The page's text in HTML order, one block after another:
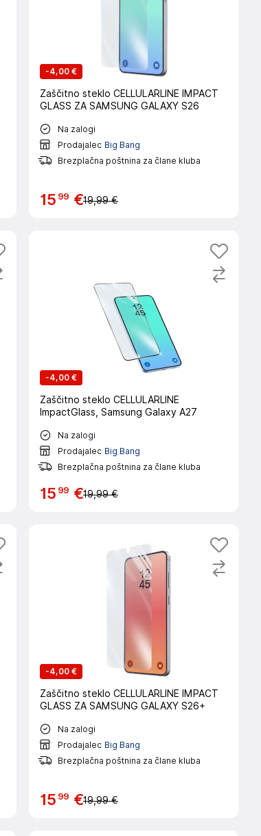
-4,00 €
Zaščitno steklo CELLULARLINE IMPACT
GLASS ZA SAMSUNG GALAXY S26
Na zalogi
Prodajalec Big Bang
Brezplačna poštnina za člane kluba
15 99 €19,99 €
-4,00 €
Zaščitno steklo CELLULARLINE
ImpactGlass, Samsung Galaxy A27
Na zalogi
Prodajalec Big Bang
Brezplačna poštnina za člane kluba
15 99 €19,99 €
-4,00 €
Zaščitno steklo CELLULARLINE IMPACT
GLASS ZA SAMSUNG GALAXY S26+
Na zalogi
Prodajalec Big Bang
Brezplačna poštnina za člane kluba
15 99 €19,99 €